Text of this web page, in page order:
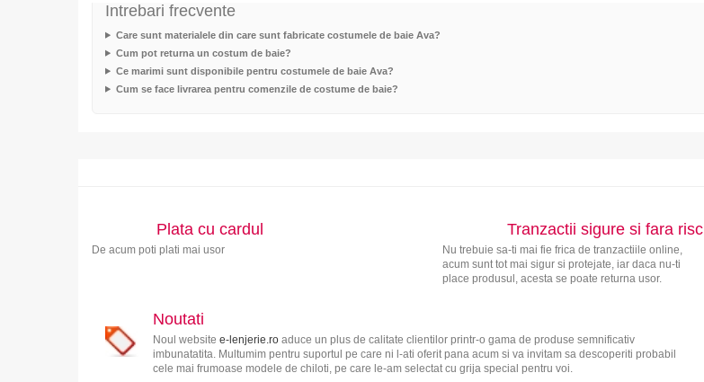
Intrebari frecvente
Care sunt materialele din care sunt fabricate costumele de baie Ava?
Cum pot returna un costum de baie?
Ce marimi sunt disponibile pentru costumele de baie Ava?
Cum se face livrarea pentru comenzile de costume de baie?
Plata cu cardul
De acum poti plati mai usor
Tranzactii sigure si fara risc
Nu trebuie sa-ti mai fie frica de tranzactiile online,
acum sunt tot mai sigur si protejate, iar daca nu-ti
place produsul, acesta se poate returna usor.
Noutati
Noul website e-lenjerie.roaduce un plus de calitate clientilor printr-o gama de produse semnificativ
imbunatatita. Multumim pentru suportul pe care ni l-ati oferit pana acum si va invitam sa descoperiti probabil
cele mai frumoase modele de chiloti, pe care le-am selectat cu grija special pentru voi.